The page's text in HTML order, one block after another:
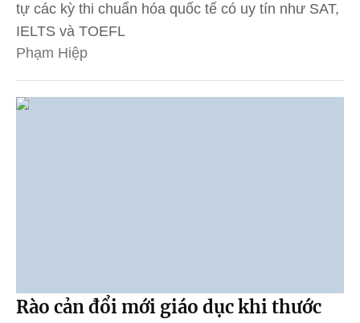
tự các kỳ thi chuẩn hóa quốc tế có uy tín như SAT,
IELTS và TOEFL
Phạm Hiệp
Rào cản đổi mới giáo dục khi thước